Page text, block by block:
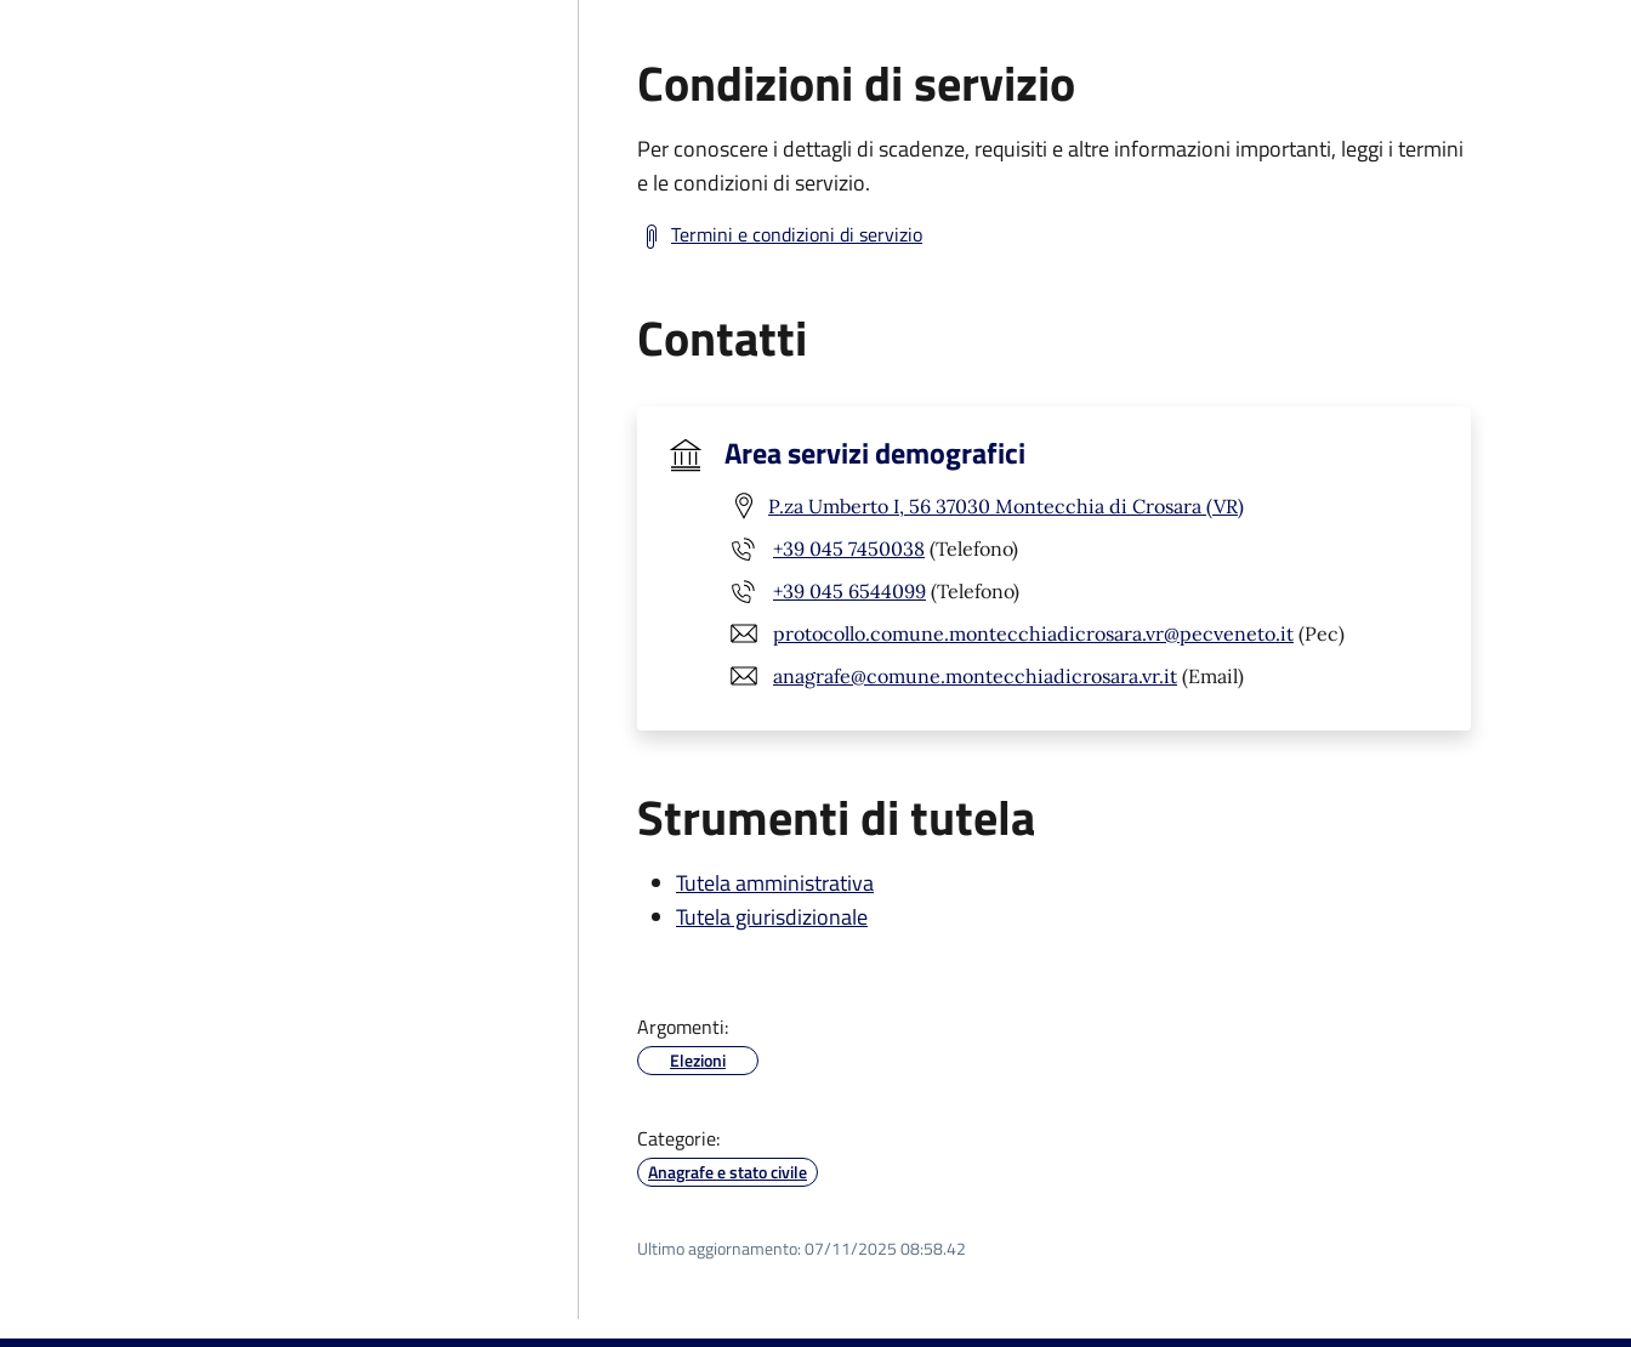
Condizioni di servizio
Per conoscere i dettagli di scadenze, requisiti e altre informazioni importanti, leggi i termini
e le condizioni di servizio.
Termini e condizioni di servizio
Contatti
Area servizi demografici
P.za Umberto I, 56 37030 Montecchia di Crosara (VR)
+39 045 7450038 (Telefono)
+39 045 6544099 (Telefono)
protocollo.comune.montecchiadicrosara.vr@pecveneto.it (Pec)
anagrafe@comune.montecchiadicrosara.vr.it (Email)
Strumenti di tutela
Tutela amministrativa
Tutela giurisdizionale
Argomenti:
Elezioni
Categorie:
Anagrafe e stato civile
Ultimo aggiornamento:07/11/2025 08:58.42